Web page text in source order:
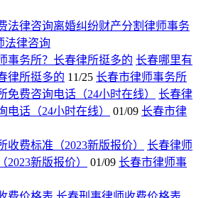
法律咨询离婚纠纷财产分割律师事务
法律咨询
长春哪里有
律所挺多的 11/25 长春市律师事务所
长春律
电话（24小时在线）
01/09 长春市律
长春律师
新版报价）
01/09 长春市律师事